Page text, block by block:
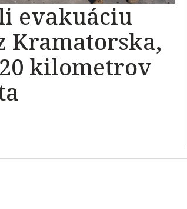
evakuáciu
Kramatorska,
kilometrov